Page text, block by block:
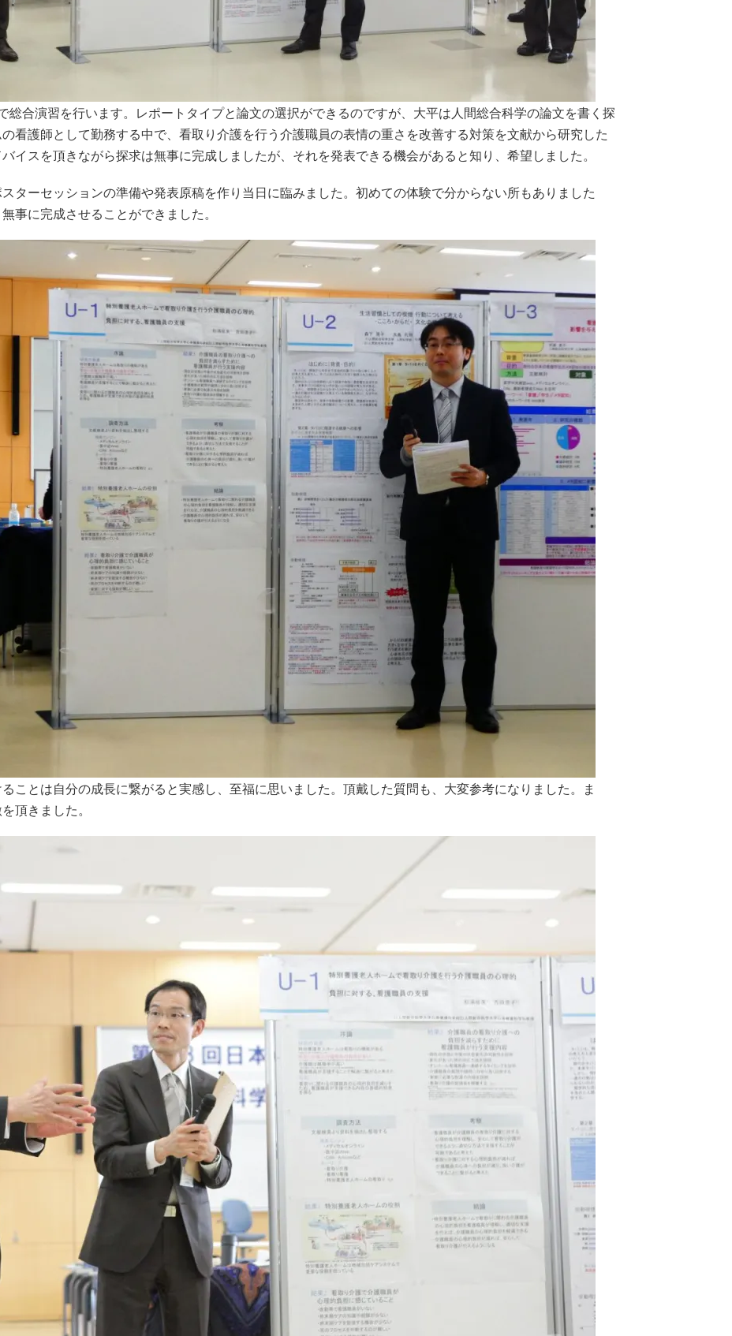
総合演習を行います。レポートタイプと論文の選択ができるのですが、大平は人間総合科学の論文を書く探
看護師として勤務する中で、看取り介護を行う介護職員の表情の重さを改善する対策を文献から研究した
イスを頂きながら探求は無事に完成しましたが、それを発表できる機会があると知り、希望しました。
ターセッションの準備や発表原稿を作り当日に臨みました。初めての体験で分からない所もありました
事に完成させることができました。
ことは自分の成長に繋がると実感し、至福に思いました。頂戴した質問も、大変参考になりました。ま
頂きました。